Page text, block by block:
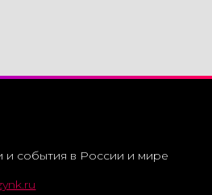
и события в России и мире